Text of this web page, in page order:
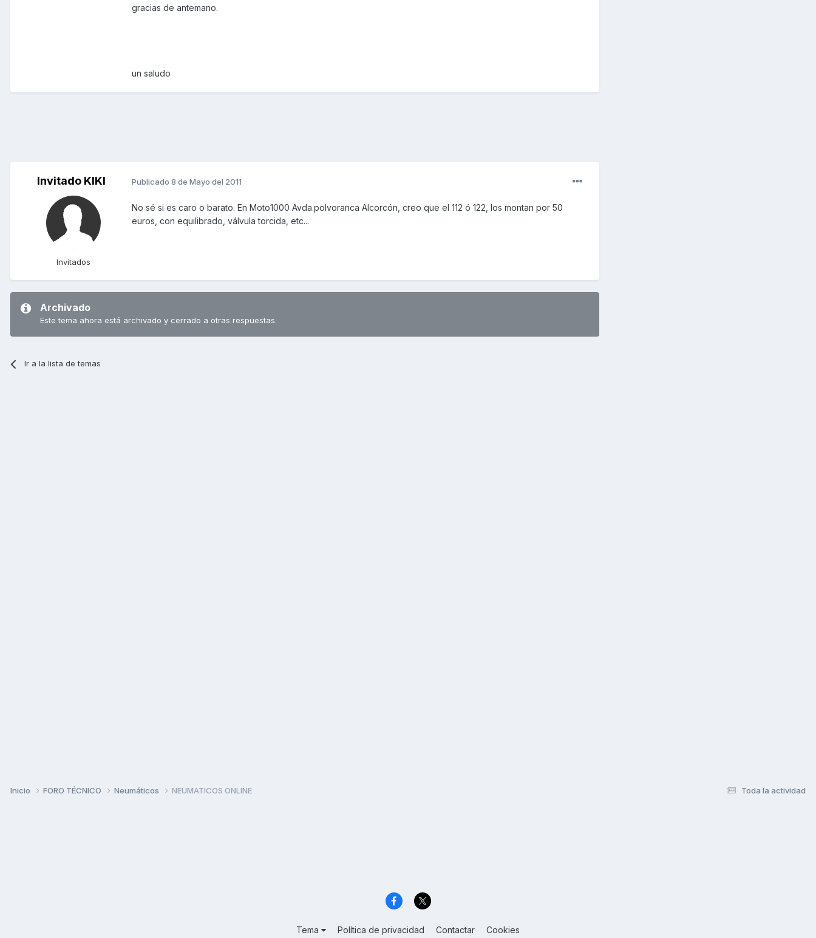
gracias de antemano.
un saludo
Invitado KIKI
Invitados
Publicado 8 de Mayo del 2011
No sé si es caro o barato. En Moto1000 Avda.polvoranca Alcorcón, creo que el 112 ó 122, los montan por 50
euros, con equilibrado, válvula torcida, etc...
Archivado
Este tema ahora está archivado y cerrado a otras respuestas.
Ir a la lista de temas
Toda la actividad
Inicio FORO TÉCNICO Neumáticos NEUMATICOS ONLINE
Tema Política de privacidad Contactar Cookies